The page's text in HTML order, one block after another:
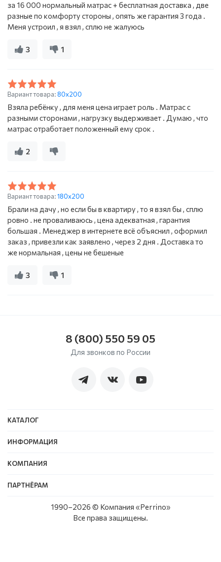
за 16 000 нормальный матрас + бесплатная доставка , две
разные по комфорту стороны , опять же гарантия 3 года .
Меня устроил , я взял , сплю не жалуюсь
3 1
Вариант товара: 80х200
Взяла ребёнку , для меня цена играет роль . Матрас с
разными сторонами , нагрузку выдерживает . Думаю , что
матрас отработает положенный ему срок .
2
Вариант товара:180х200
Брали на дачу , но если бы в квартиру , то я взял бы , сплю
ровно . не проваливаюсь , цена адекватная , гарантия
большая . Менеджер в интернете всё объяснил , оформил
заказ , привезли как заявлено , через 2 дня . Доставка то
же нормальная , цены не бешеные
3 1
8 (800) 550 59 05
Для звонков по России
КАТАЛОГ
ИНФОРМАЦИЯ
КОМПАНИЯ
ПАРТНЁРАМ
1990–2026 © Компания «Perrino»
Все права защищены.